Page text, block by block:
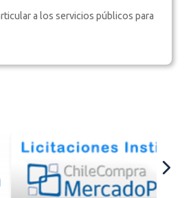
a los servicios públicos para